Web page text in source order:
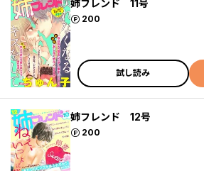
姉フレンド 11号
200
ポイント
試し読み
姉フレンド 12号
200
ポイント